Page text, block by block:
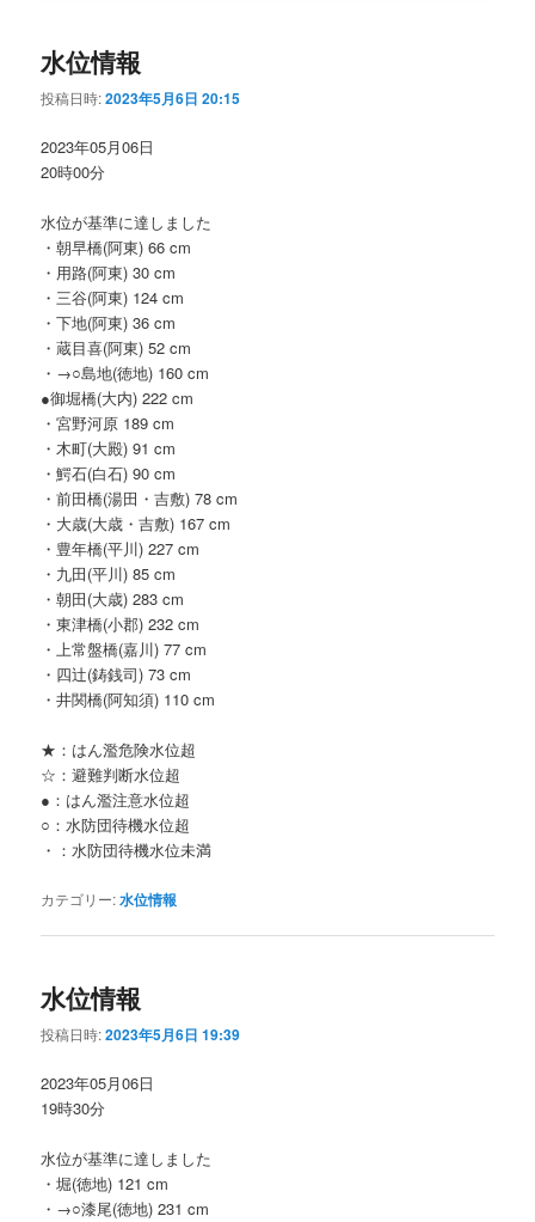
水位情報
投稿日時:2023年5月6日 20:15
2023年05月06日
20時00分
水位が基準に達しました
・朝早橋(阿東) 66 cm
・用路(阿東) 30 cm
・三谷(阿東) 124 cm
・下地(阿東) 36 cm
・蔵目喜(阿東) 52 cm
・→○島地(徳地) 160 cm
●御堀橋(大内) 222 cm
・宮野河原 189 cm
・木町(大殿) 91 cm
・鰐石(白石) 90 cm
・前田橋(湯田・吉敷) 78 cm
・大歳(大歳・吉敷) 167 cm
・豊年橋(平川) 227 cm
・九田(平川) 85 cm
・朝田(大歳) 283 cm
・東津橋(小郡) 232 cm
・上常盤橋(嘉川) 77 cm
・四辻(鋳銭司) 73 cm
・井関橋(阿知須) 110 cm
★：はん濫危険水位超
☆：避難判断水位超
●：はん濫注意水位超
○：水防団待機水位超
・：水防団待機水位未満
カテゴリー:水位情報
水位情報
投稿日時:2023年5月6日 19:39
2023年05月06日
19時30分
水位が基準に達しました
・堀(徳地) 121 cm
・→○漆尾(徳地) 231 cm